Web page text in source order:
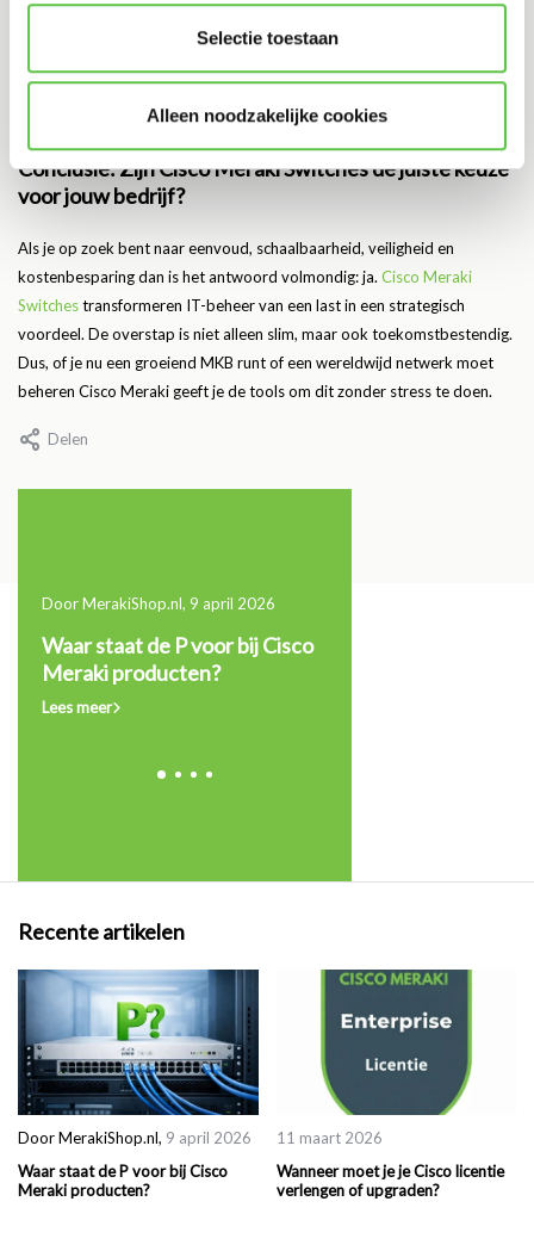
Selectie toestaan
Alleen noodzakelijke cookies
Kan ik Meraki combineren met andere netwerktechnologieën?
Ja, Meraki kan naadloos integreren met andere Cisco-producten en
zelfs met oplossingen van derden.
Conclusie: Zijn Cisco Meraki Switches de juiste keuze
voor jouw bedrijf?
Als je op zoek bent naar eenvoud, schaalbaarheid, veiligheid en
kostenbesparing dan is het antwoord volmondig: ja. Cisco Meraki
Switchestransformeren IT-beheer van een last in een strategisch
voordeel. De overstap is niet alleen slim, maar ook toekomstbestendig.
Dus, of je nu een groeiend MKB runt of een wereldwijd netwerk moet
beheren Cisco Meraki geeft je de tools om dit zonder stress te doen.
Delen
Door MerakiShop.nl, 9 april 2026
Waar staat de P voor bij Cisco
Meraki producten?
Lees meer
Recente artikelen
DoorMerakiShop.nl, 9 april 2026
Waar staat de P voor bij Cisco
Meraki producten?
11 maart 2026
Wanneer moet je je Cisco licentie
verlengen of upgraden?